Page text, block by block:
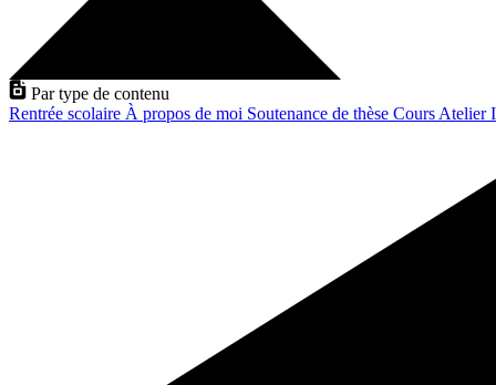
Par type de contenu
Rentrée scolaire À propos de moi Soutenance de thèse Cours Atelier